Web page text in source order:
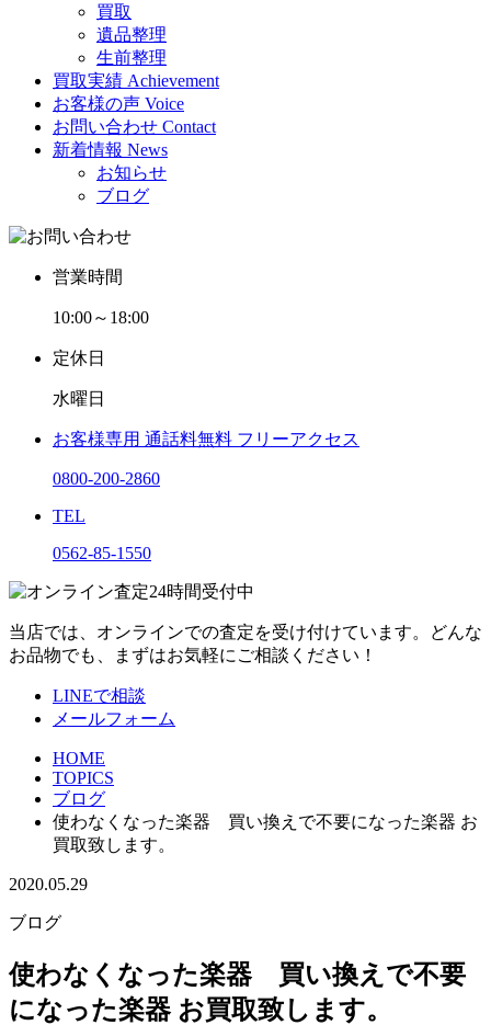
買取
遺品整理
生前整理
買取実績 Achievement
お客様の声 Voice
お問い合わせ Contact
新着情報 News
お知らせ
ブログ
営業時間
10:00～18:00
定休日
水曜日
お客様専用 通話料無料 フリーアクセス
0800-200-2860
TEL
0562-85-1550
当店では、オンラインでの査定を受け付けています。どんな
お品物でも、まずはお気軽にご相談ください！
LINEで相談
メールフォーム
HOME
TOPICS
ブログ
使わなくなった楽器 買い換えで不要になった楽器 お
買取致します。
2020.05.29
ブログ
使わなくなった楽器 買い換えで不要
になった楽器 お買取致します。